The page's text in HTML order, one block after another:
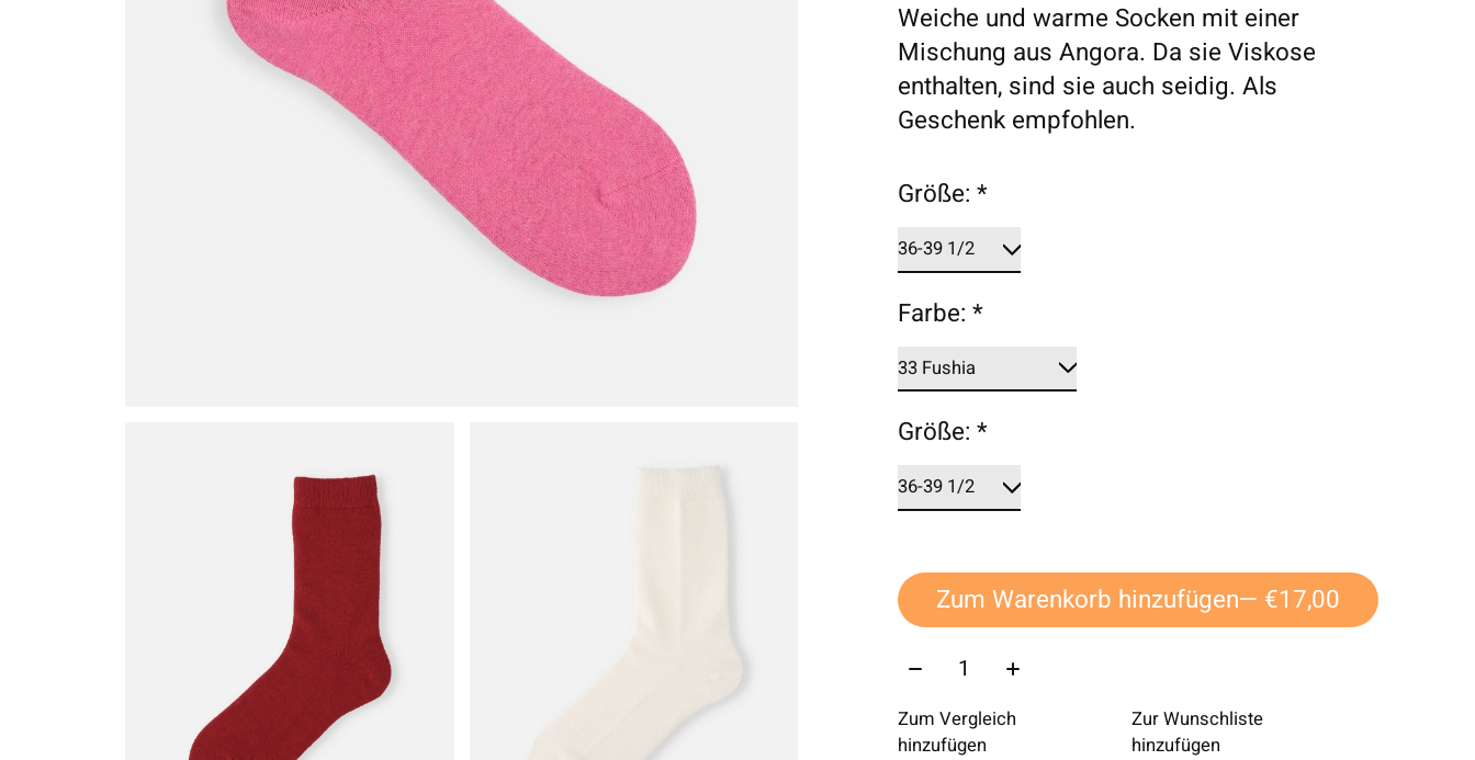
Weiche und warme Socken mit einer
Mischung aus Angora. Da sie Viskose
enthalten, sind sie auch seidig. Als
Geschenk empfohlen.
Größe:*
Farbe:*
Größe:*
Zum Warenkorb hinzufügen
— €17,00
Menge:
Zum Vergleich
hinzufügen
Zur Wunschliste
hinzufügen